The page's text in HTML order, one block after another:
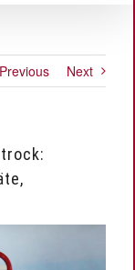
Previous Next